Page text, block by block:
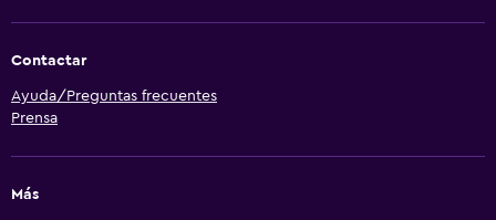
Contactar
Ayuda/Preguntas frecuentes
Prensa
Más